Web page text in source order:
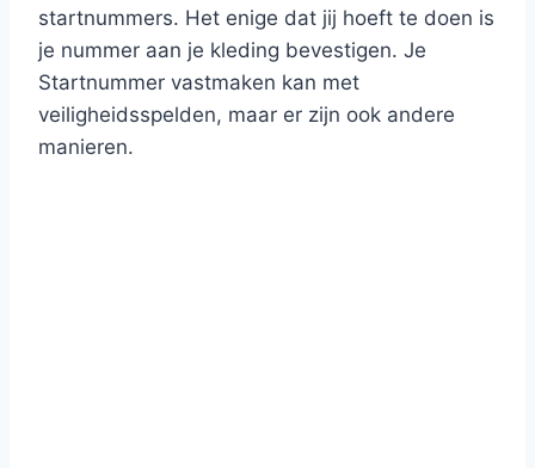
startnummers. Het enige dat jij hoeft te doen is
je nummer aan je kleding bevestigen. Je
Startnummer vastmaken kan met
veiligheidsspelden, maar er zijn ook andere
manieren.